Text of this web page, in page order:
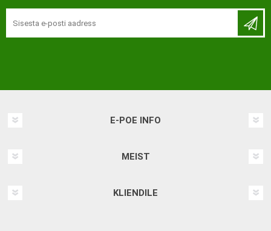
E-POE INFO
MEIST
KLIENDILE